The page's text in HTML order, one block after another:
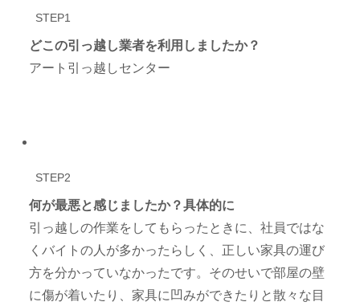
STEP1
どこの引っ越し業者を利用しましたか？
アート引っ越しセンター
STEP2
何が最悪と感じましたか？具体的に
引っ越しの作業をしてもらったときに、社員ではな
くバイトの人が多かったらしく、正しい家具の運び
方を分かっていなかったです。そのせいで部屋の壁
に傷が着いたり、家具に凹みができたりと散々な目